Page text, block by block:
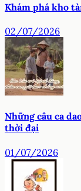
Khám phá kho
02/07/2026
Những câu ca
thời đại
01/07/2026